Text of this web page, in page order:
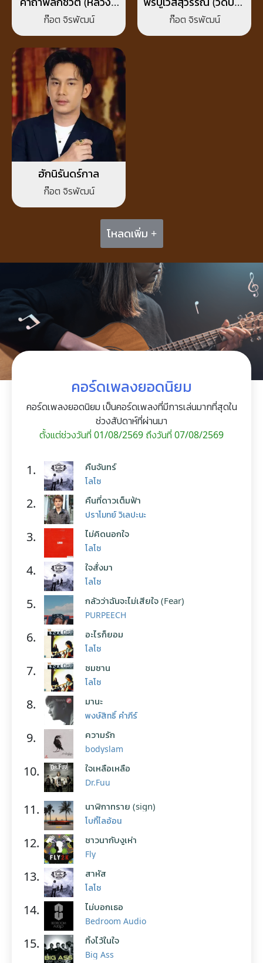
ศิลา สิริจันโท)
ก๊อต จิรพัฒน์
น้อย)
ก๊อต จิรพัฒน์
ฮักนิรันดร์กาล
ก๊อต จิรพัฒน์
โหลดเพิ่ม +
คอร์ดเพลงยอดนิยม
คอร์ดเพลงยอดนิยม เป็นคอร์ดเพลงที่มีการเล่นมากที่สุดใน
ช่วงสัปดาห์ที่ผ่านมา
ตั้งแต่ช่วงวันที่ 01/08/2569 ถึงวันที่ 07/08/2569
1. คืนจันทร์
โลโซ
2. คืนที่ดาวเต็มฟ้า
ปราโมทย์ วิเลปะนะ
3. ไม่คิดนอกใจ
โลโซ
4. ใจสั่งมา
โลโซ
5. กลัวว่าฉันจะไม่เสียใจ (Fear)
PURPEECH
6. อะไรก็ยอม
โลโซ
7. ซมซาน
โลโซ
8. มานะ
พงษ์สิทธิ์ คำภีร์
9. ความรัก
bodyslam
10. ใจเหลือเหลือ
Dr.Fuu
11. นาฬิกาทราย (sign)
โบกี้ไลอ้อน
12. ชาวนากับงูเห่า
Fly
13. สาหัส
โลโซ
14. ไม่บอกเธอ
Bedroom Audio
15. ทิ้งไว้ในใจ
Big Ass